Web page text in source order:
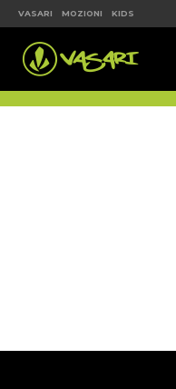
VASARI MOZIONI KIDS
